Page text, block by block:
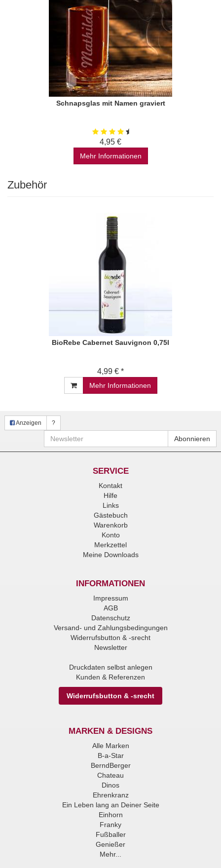
Schnapsglas mit Namen graviert
4,95 €
Mehr Informationen
Zubehör
BioRebe Cabernet Sauvignon 0,75l
4,99 € *
Mehr Informationen
Anzeigen ?
Newsletter Abonnieren
SERVICE
Kontakt
Hilfe
Links
Gästebuch
Warenkorb
Konto
Merkzettel
Meine Downloads
INFORMATIONEN
Impressum
AGB
Datenschutz
Versand- und Zahlungsbedingungen
Widerrufsbutton & -srecht
Newsletter
Druckdaten selbst anlegen
Kunden & Referenzen
Widerrufsbutton & -srecht
MARKEN & DESIGNS
Alle Marken
B-a-Star
BerndBerger
Chateau
Dinos
Ehrenkranz
Ein Leben lang an Deiner Seite
Einhorn
Franky
Fußballer
Genießer
Mehr...